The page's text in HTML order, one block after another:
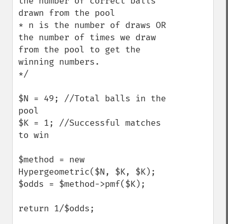
drawn from the pool
* n is the number of draws OR
the number of times we draw
from the pool to get the
winning numbers.
*/
$N = 49; //Total balls in the
pool
$K = 1; //Successful matches
to win
$method = new
Hypergeometric($N, $K, $K);
$odds = $method->pmf($K);
return 1/$odds;